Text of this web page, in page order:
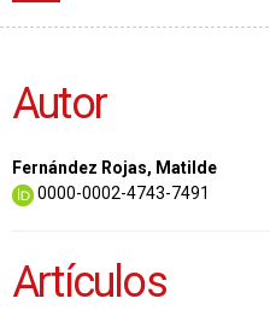
Autor
Fernández Rojas, Matilde
0000-0002-4743-7491
Artículos